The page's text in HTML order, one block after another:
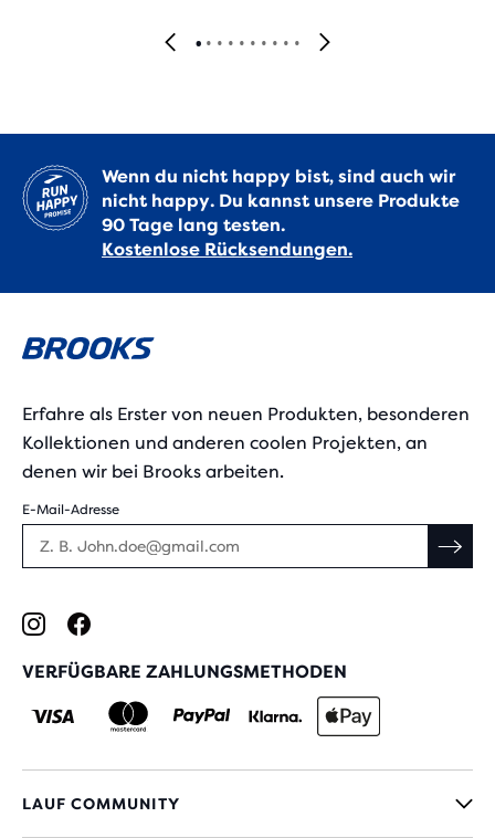
Wenn du nicht happy bist, sind auch wir
nicht happy. Du kannst unsere Produkte
90 Tage lang testen.
Kostenlose Rücksendungen.
Erfahre als Erster von neuen Produkten, besonderen
Kollektionen und anderen coolen Projekten, an
denen wir bei Brooks arbeiten.
E-Mail-Adresse
VERFÜGBARE ZAHLUNGSMETHODEN
LAUF COMMUNITY